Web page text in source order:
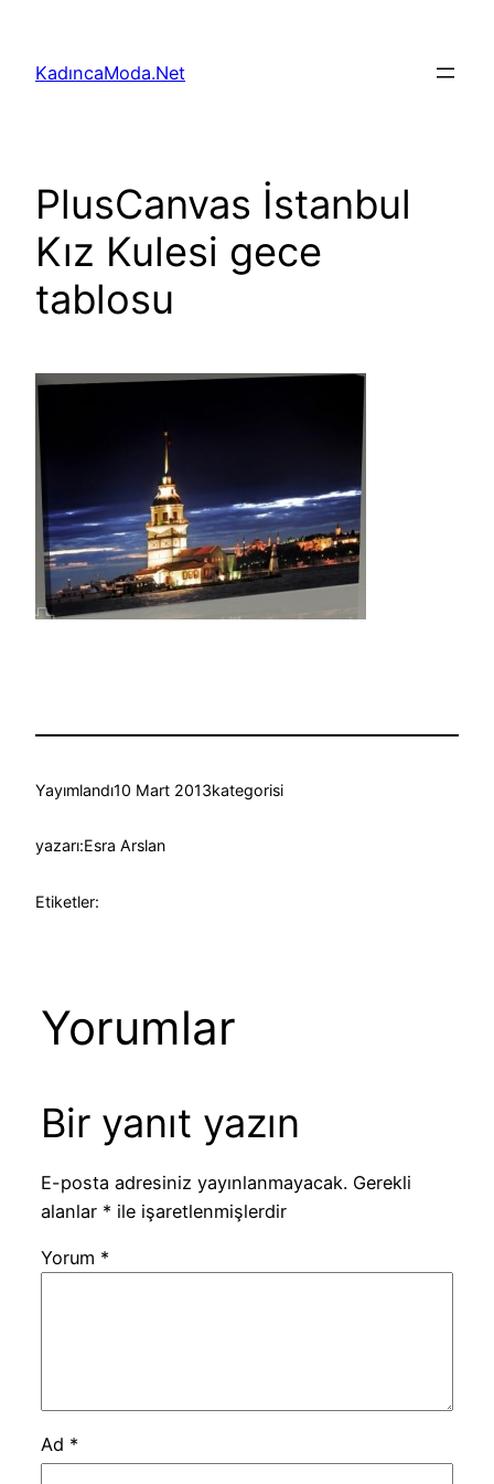
KadıncaModa.Net
PlusCanvas İstanbul
Kız Kulesi gece
tablosu
Yayımlandı10 Mart 2013kategorisi
yazarı:Esra Arslan
Etiketler:
Yorumlar
Bir yanıt yazın
E-posta adresiniz yayınlanmayacak. Gerekli
alanlar * ile işaretlenmişlerdir
Yorum *
Ad *